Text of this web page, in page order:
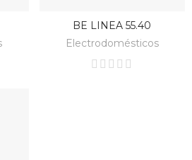
BAJO PEDIDO
BE LINEA 55.40
Electrodomésticos